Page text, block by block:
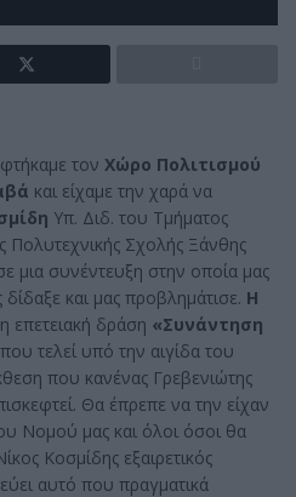
τον Χώρο Πολιτισμού
και είχαμε την χαρά να
Υπ. Διδ. του Τμήματος
Πολυτεχνικής Σχολής Ξάνθης
μια συνέντευξη στην οποία μας
και μας προβλημάτισε. Η
η επετειακή δράση «Συνάντηση
τελεί υπό την αιγίδα του
που κανένας Γρεβενιώτης
Θα έπρεπε να την είχαν
Νομού μας και όλοι όσοι θα
Κοσμίδης εξαιρετικός
αυτό που πραγματικά